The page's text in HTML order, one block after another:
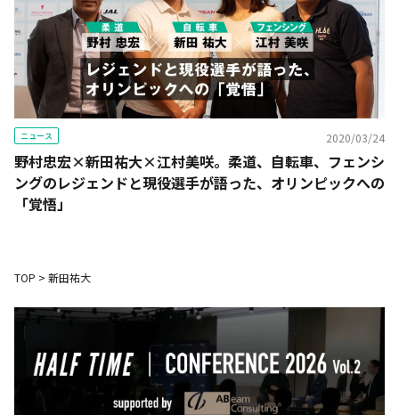
ニュース 2020/03/24
野村忠宏×新田祐大×江村美咲。柔道、自転車、フェンシ
ングのレジェンドと現役選手が語った、オリンピックへの
「覚悟」
TOP > 新田祐大